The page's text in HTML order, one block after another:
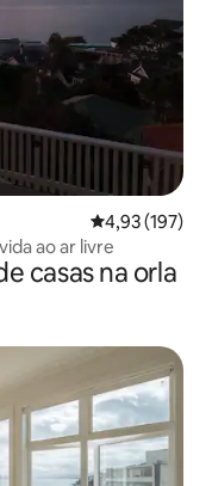
4,93 de uma
4,93 (197)
ao ar livre
casas na orla